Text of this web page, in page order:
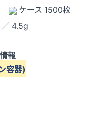
ケース 1500枚
4.5g
報
容器)